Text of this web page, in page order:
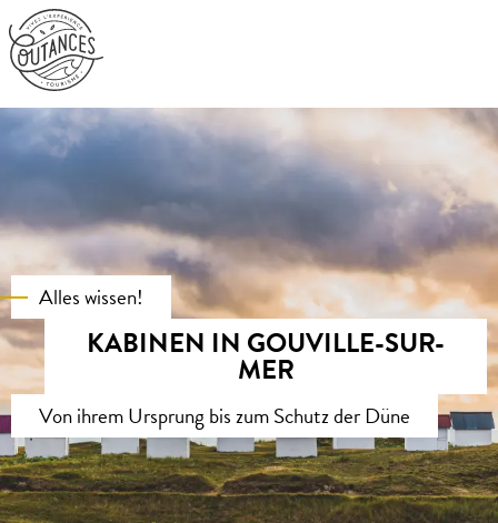
Aller
au
contenu
principal
Alles wissen!
KABINEN IN GOUVILLE-SUR-
MER
Von ihrem Ursprung bis zum Schutz der Düne